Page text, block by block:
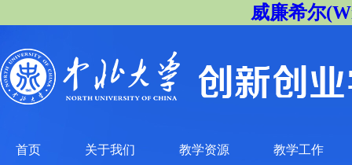
威廉希尔
首页 关于我们 教学资源 教学工作